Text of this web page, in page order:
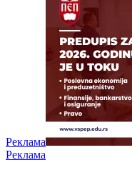
Реклама
Реклама